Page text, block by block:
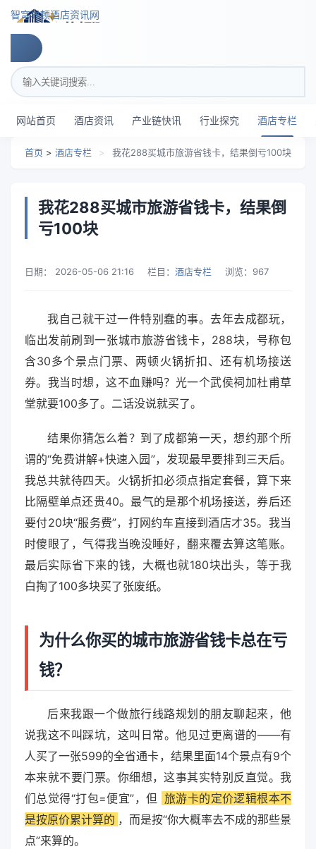
跳转到主要内容
智穹界顿酒店资讯网
搜索关键词
网站首页 酒店资讯 产业链快讯 行业探究 酒店专栏
首页 > 酒店专栏 > 我花288买城市旅游省钱卡，结果倒亏100块
我花288买城市旅游省钱卡，结果倒
亏100块
日期： 2026-05-06 21:16 栏目： 酒店专栏 浏览： 967
我自己就干过一件特别蠢的事。去年去成都玩，
临出发前刷到一张城市旅游省钱卡，288块，号称包
含30多个景点门票、两顿火锅折扣、还有机场接送
券。我当时想，这不血赚吗？光一个武侯祠加杜甫草
堂就要100多了。二话没说就买了。
结果你猜怎么着？到了成都第一天，想约那个所
谓的“免费讲解+快速入园”，发现最早要排到三天后。
我总共就待四天。火锅折扣必须点指定套餐，算下来
比隔壁单点还贵40。最气的是那个机场接送，券后还
要付20块“服务费”，打网约车直接到酒店才35。我当
时傻眼了，气得我当晚没睡好，翻来覆去算这笔账。
最后实际省下来的钱，大概也就180块出头，等于我
白掏了100多块买了张废纸。
为什么你买的城市旅游省钱卡总在亏
钱？
后来我跟一个做旅行线路规划的朋友聊起来，他
说我这不叫踩坑，这叫日常。他见过更离谱的——有
人买了一张599的全省通卡，结果里面14个景点有9个
本来就不要门票。你细想，这事其实特别反直觉。我
们总觉得“打包=便宜”，但 旅游卡的定价逻辑根本不
是按原价累计算的 ，而是按“你大概率去不成的那些景
点”来算的。